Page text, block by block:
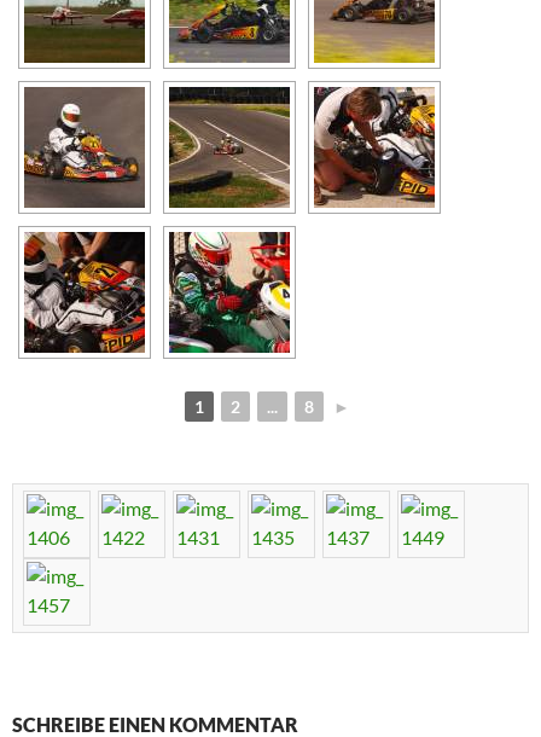
1 2 ... 8 ►
SCHREIBE EINEN KOMMENTAR